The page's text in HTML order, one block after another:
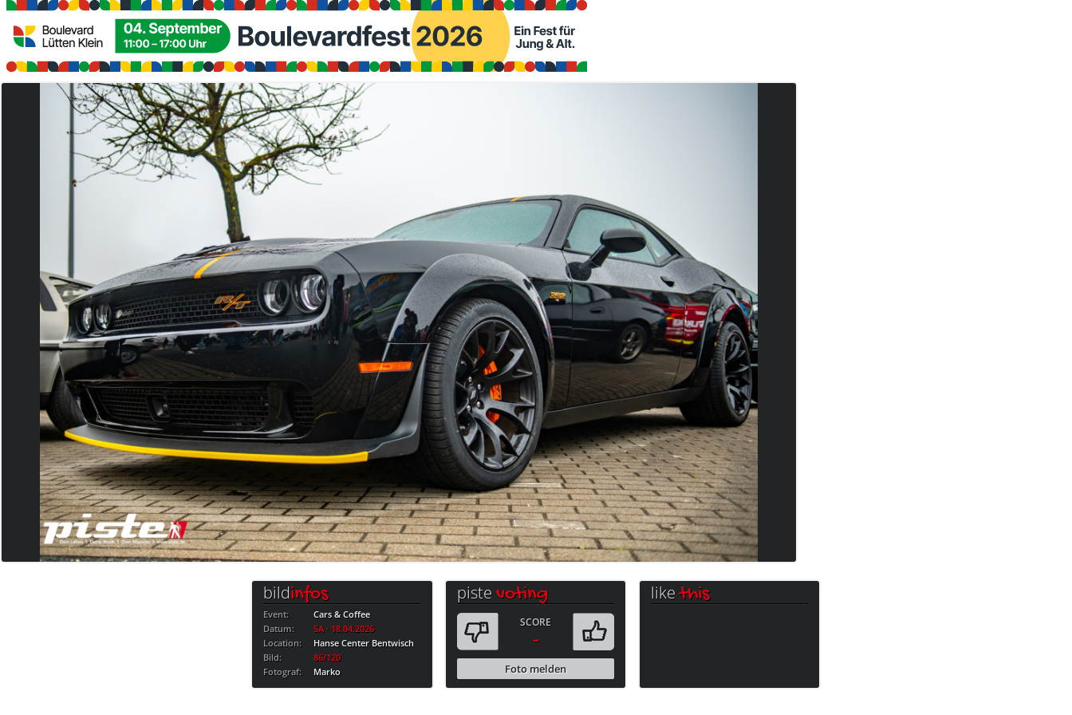
bildinfos
Event:
Cars & Coffee
Datum:
SA · 18.04.2026
Location:
Hanse Center Bentwisch
Bild:
86/120
Fotograf:
Marko
pistevoting
SCORE
-
Foto melden
likethis